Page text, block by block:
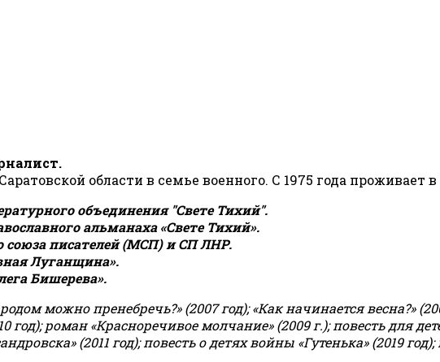
области в семье военного. С 1975 года проживает
объединения "Свете Тихий".
альманаха «Свете Тихий».
союза писателей (МСП) и СП ЛНР.
Луганщина».
Бишерева».
можно пренебречь?» (2007 год); «Как начинается весна?»
год); роман «Красноречивое молчание» (2009 г.); повесть для
(2011 год); повесть о детях войны «Гутенька» (2019